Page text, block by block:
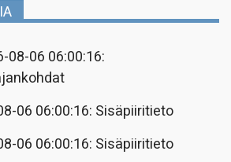
08-06 06:00:16:
06 06:00:16: Sisäpiiritieto
06 06:00:16: Sisäpiiritieto